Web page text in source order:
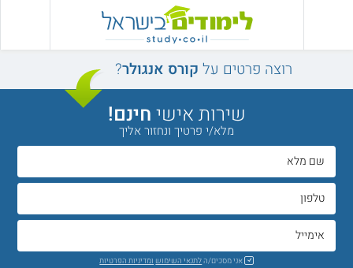
רוצה פרטים על קורס אנגולר?
שירות אישיחינם!
מלא/י פרטיך ונחזור אליך
אני מסכים/הלתנאי השימוש ומדיניות הפרטיות